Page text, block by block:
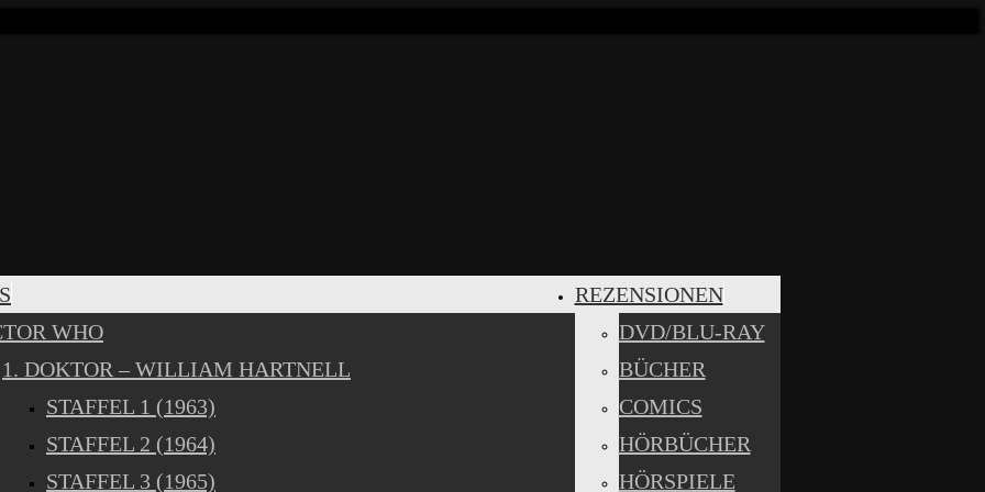
WHO
1. DOKTOR – WILLIAM HARTNELL
STAFFEL 1 (1963)
STAFFEL 2 (1964)
STAFFEL 3 (1965)
REZENSIONEN
DVD/BLU-RAY
BÜCHER
COMICS
HÖRBÜCHER
HÖRSPIELE